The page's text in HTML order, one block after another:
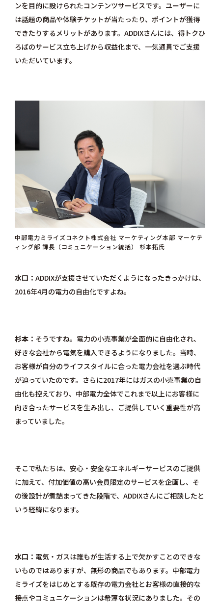
ンを目的に設けられたコンテンツサービスです。ユーザーに
は話題の商品や体験チケットが当たったり、ポイントが獲得
できたりするメリットがあります。ADDIXさんには、得トクひ
ろばのサービス立ち上げから収益化まで、一気通貫でご支援
いただいています。
中部電力ミライズコネクト株式会社 マーケティング本部 マーケテ
ィング部 課長（コミュニケーション統括） 杉本拓氏
水口
ADDIXが支援させていただくようになったきっかけは、
2016年4月の電力の自由化ですよね。
杉本
そうですね。電力の小売事業が全面的に自由化され、
好きな会社から電気を購入できるようになりました。当時、
お客様が自分のライフスタイルに合った電力会社を選ぶ時代
が迫っていたのです。さらに2017年にはガスの小売事業の自
由化も控えており、中部電力全体でこれまで以上にお客様に
向き合ったサービスを生み出し、ご提供していく重要性が高
まっていました。
そこで私たちは、安心・安全なエネルギーサービスのご提供
に加えて、付加価値の高い会員限定のサービスを企画し、そ
の後設計が煮詰まってきた段階で、ADDIXさんにご相談したと
いう経緯になります。
水口
電気・ガスは誰もが生活する上で欠かすことのできな
いものではありますが、無形の商品でもあります。中部電力
ミライズをはじめとする既存の電力会社とお客様の直接的な
接点やコミュニケーションは希薄な状況にありました。その